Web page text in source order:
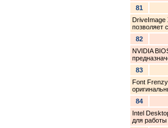
81
DriveImage
позволяет
82
NVIDIA
83
Font
84
Intel
для